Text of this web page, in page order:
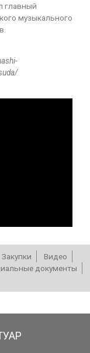
главный
музыкального
Закупки
Видео
документы